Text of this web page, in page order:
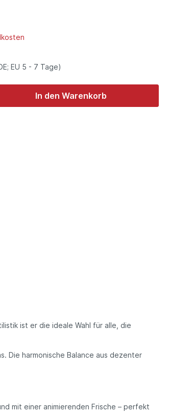
EU 5 - 7 Tage)
In den Warenkorb
ist er die ideale Wahl für alle, die
Die harmonische Balance aus dezenter
mit einer animierenden Frische – perfekt